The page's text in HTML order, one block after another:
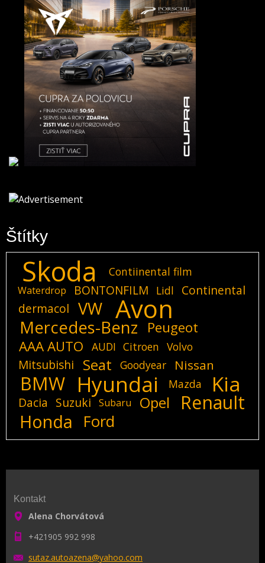
Štítky
Skoda Contiinental film
Waterdrop BONTONFILM Lidl
Continental
dermacol
VW Avon
Mercedes-Benz
Peugeot
AAA AUTO
AUDI Citroen Volvo
Mitsubishi Seat Goodyear Nissan
BMW Hyundai Mazda Kia
Dacia Suzuki Subaru Opel Renault
Honda Ford
Kontakt
Alena Chorvátová
+421905 992 998
sutaz.autoazena@yahoo.com